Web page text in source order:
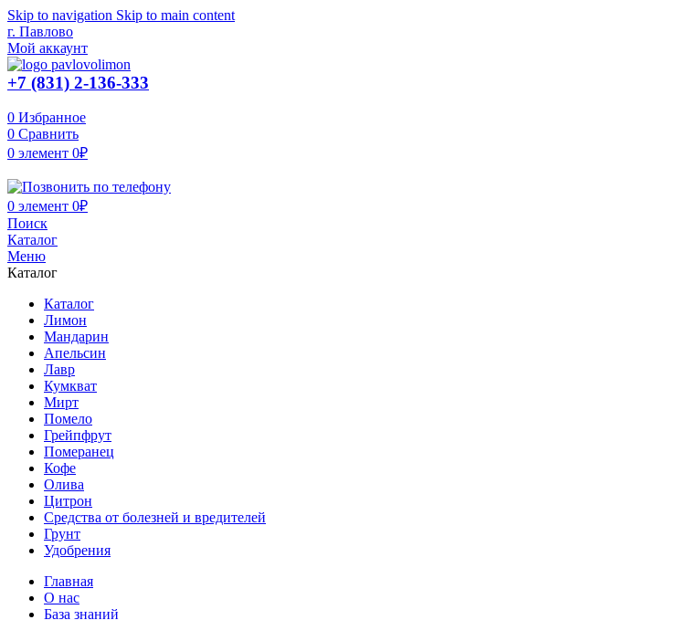
Skip to navigation Skip to main content
г. Павлово
Мой аккаунт
+7 (831) 2-136-333
0 Избранное
0 Сравнить
0 элемент 0₽
0 элемент 0₽
Поиск
Каталог
Меню
Каталог
Каталог
Лимон
Мандарин
Апельсин
Лавр
Кумкват
Мирт
Помело
Грейпфрут
Померанец
Кофе
Олива
Цитрон
Средства от болезней и вредителей
Грунт
Удобрения
Главная
О нас
База знаний